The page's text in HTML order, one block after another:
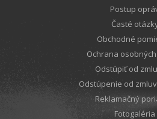
Postup
Časté
Obchodné
Ochrana
Odstúpiť od
Odstúpenie od
Reklamačný
Fotogaléria